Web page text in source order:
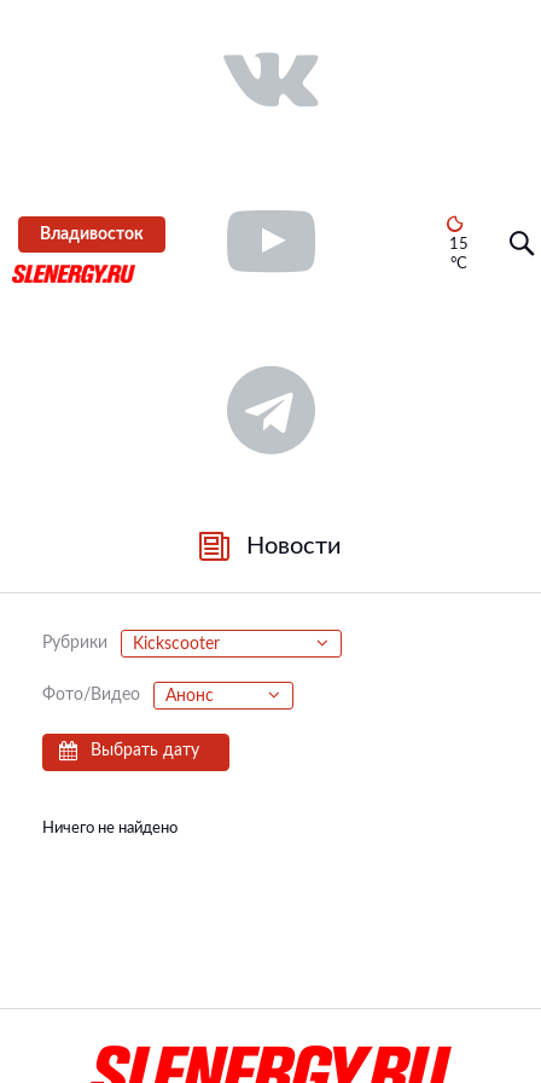
Владивосток
15
°C
Новости
Рубрики Kickscooter
Фото/Видео Анонс
Выбрать дату
Ничего не найдено